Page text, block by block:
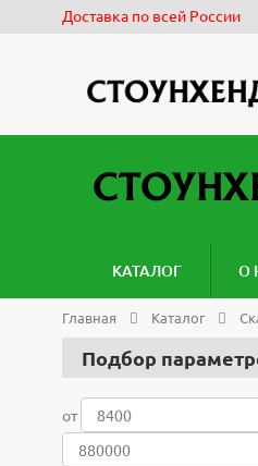
Доставка по всей России
КАТАЛОГ О
Главная Каталог
Подбор
от